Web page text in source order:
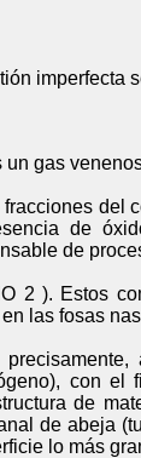
imperfecta
gas
del
de
de
2 ). Estos
las fosas
con
de
de abeja
lo más